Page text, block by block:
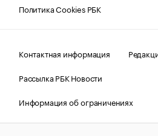
Политика Cookies РБК
Контактная информация
Рассылка РБК Новости
Информация об ограничениях
Правовая информация
О